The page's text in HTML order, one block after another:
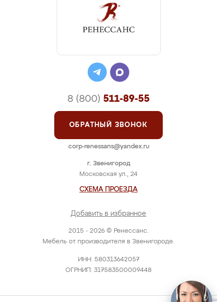
2015 - 2026 © Ренессанс.
Мебель от производителя в Звенигороде.
ИНН: 580313642057
ОГРНИП: 317583500009448
г. Звенигород
Московская ул., 24
СХЕМА ПРОЕЗДА
Добавить в избранное
8 (800) 511-89-55
ОБРАТНЫЙ ЗВОНОК
corp-renessans@yandex.ru